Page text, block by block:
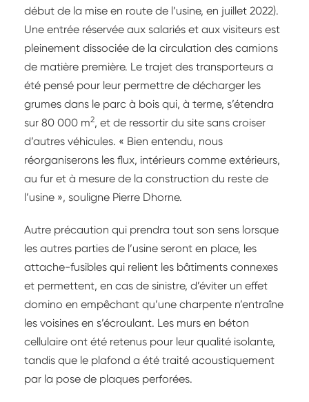
début de la mise en route de l’usine, en juillet 2022).
Une entrée réservée aux salariés et aux visiteurs est
pleinement dissociée de la circulation des camions
de matière première. Le trajet des transporteurs a
été pensé pour leur permettre de décharger les
grumes dans le parc à bois qui, à terme, s’étendra
sur 80 000 m2, et de ressortir du site sans croiser
d’autres véhicules. « Bien entendu, nous
réorganiserons les flux, intérieurs comme extérieurs,
au fur et à mesure de la construction du reste de
l’usine », souligne Pierre Dhorne.
Autre précaution qui prendra tout son sens lorsque
les autres parties de l’usine seront en place, les
attache-fusibles qui relient les bâtiments connexes
et permettent, en cas de sinistre, d’éviter un effet
domino en empêchant qu’une charpente n’entraîne
les voisines en s’écroulant. Les murs en béton
cellulaire ont été retenus pour leur qualité isolante,
tandis que le plafond a été traité acoustiquement
par la pose de plaques perforées.